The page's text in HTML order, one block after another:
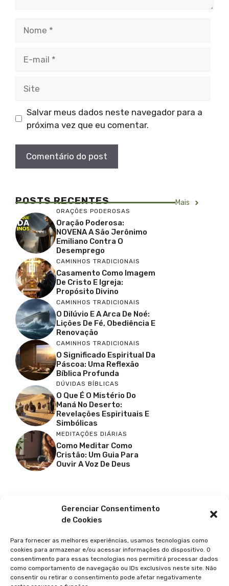
Gerenciar Consentimento
de Cookies
Para fornecer as melhores experiências, usamos tecnologias como
cookies para armazenar e/ou acessar informações do dispositivo. O
consentimento para essas tecnologias nos permitirá processar dados
como comportamento de navegação ou IDs exclusivos neste site. Não
consentir ou retirar o consentimento pode afetar negativamente
mail
Salvar meus dados neste navegador para a
próxima vez que eu comentar.
POSTS RECENTES Mais
ORAÇÕES PODEROSAS
Oração Poderosa:
NOVENA A São Jerônimo
Emiliano Contra O
Desemprego
CAMINHOS TRADICIONAIS
Casamento Como Imagem
De Cristo E Igreja:
Propósito Divino
CAMINHOS TRADICIONAIS
O Dilúvio E A Arca De Noé:
Lições De Fé, Obediência E
Renovação
CAMINHOS TRADICIONAIS
O Significado Espiritual Da
Páscoa: Uma Reflexão
Bíblica Profunda
DÚVIDAS BÍBLICAS
O Que É O Mistério Do
Maná No Deserto:
Revelações Espirituais E
Simbólicas
MEDITAÇÕES DIÁRIAS
Como Meditar Como
Cristão: Um Guia Para
Ouvir A Voz De Deus
Facebook
Youtube
Pinterest